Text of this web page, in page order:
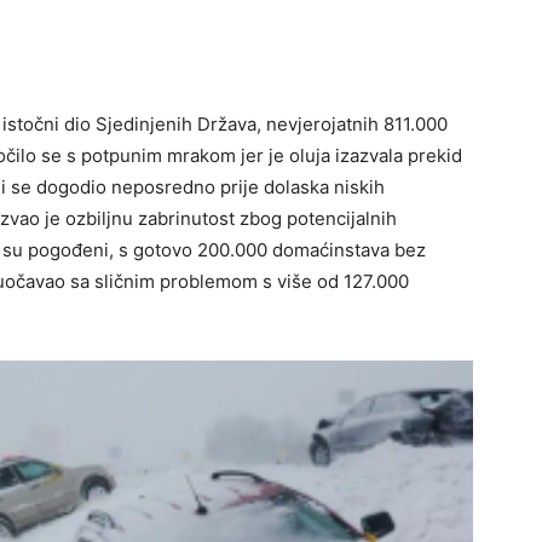
dio Sjedinjenih Država, nevjerojatnih 811.000
se s potpunim mrakom jer je oluja izazvala prekid
dogodio neposredno prije dolaska niskih
je ozbiljnu zabrinutost zbog potencijalnih
pogođeni, s gotovo 200.000 domaćinstava bez
sa sličnim problemom s više od 127.000